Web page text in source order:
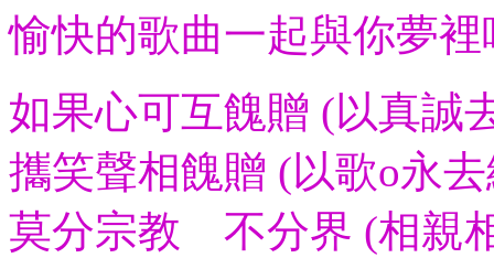
愉快的歌曲一起與你夢
如果心可互餽贈 (以真誠
攜笑聲相餽贈 (以歌o永
莫分宗教 不分界 (相親